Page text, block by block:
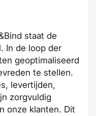
staat de
In de loop der
geoptimaliseerd
te stellen.
levertijden,
zorgvuldig
onze klanten. Dit